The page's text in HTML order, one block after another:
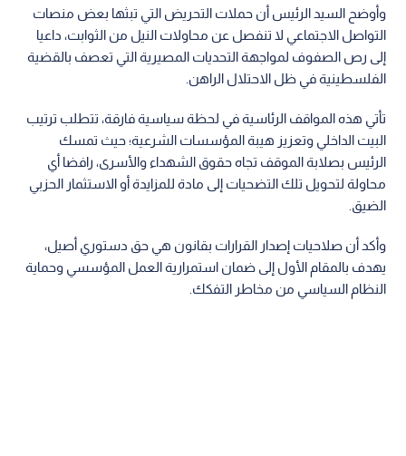
وأوضح السيد الرئيس أن حملات التحريض التي تبثها بعض منصات
التواصل الاجتماعي لا تنفصل عن محاولات النيل من الثوابت، داعيا
إلى رص الصفوف لمواجهة التحديات المصيرية التي تعصف بالقضية
الفلسطينية في ظل الاحتلال الراهن.
تأتي هذه المواقف الرئاسية في لحظة سياسية فارقة، تتطلب ترتيب
البيت الداخلي وتعزيز هيبة المؤسسات الشرعية؛ حيث تمسك
الرئيس بصلابة الموقف تجاه حقوق الشهداء والأسرى، رافضا أي
محاولة لتحويل تلك التضحيات إلى مادة للمزايدة أو الاستثمار الحزبي
الضيق.
وأكد أن صلاحيات إصدار القرارات بقانون هي حق دستوري أصيل،
يهدف بالمقام الأول إلى ضمان استمرارية العمل المؤسسي وحماية
النظام السياسي من مخاطر التفكك.